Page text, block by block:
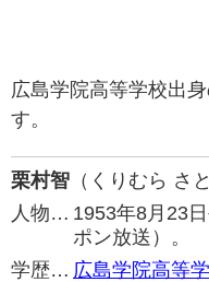
広島学院高等学校出
す。
栗村智 （くりむら さ
人物… 1953年8月23
ポン放送）。
学歴… 広島学院高等